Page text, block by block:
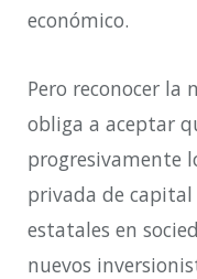
económico.
Pero reconocer la
obliga a aceptar
progresivamente
privada de
estatales en
nuevos